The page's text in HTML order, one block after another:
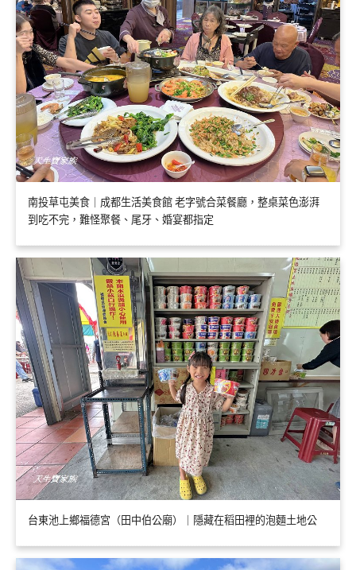
南投草屯美食｜成都生活美食館 老字號合菜餐廳，整桌菜色澎湃
到吃不完，難怪聚餐、尾牙、婚宴都指定
台東池上鄉福德宮（田中伯公廟）｜隱藏在稻田裡的泡麵土地公